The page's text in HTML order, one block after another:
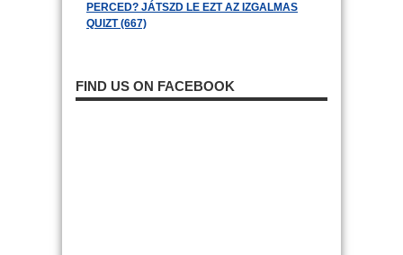
PERCED? JÁTSZD LE EZT AZ IZGALMAS
QUIZT (667)
FIND US ON FACEBOOK